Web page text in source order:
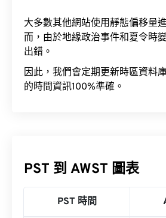
大多數其他網站使用靜態偏移量
而，由於地緣政治事件和夏令時
出錯。
因此，我們會定期更新時區資料
的時間資訊100%準確。
PST 到 AWST 圖表
PST 時間